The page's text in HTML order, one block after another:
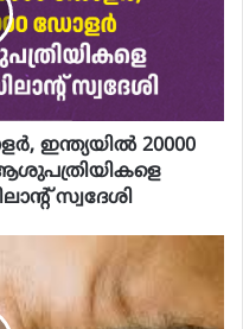
ഇന്ത്യയിൽ 20000
സ്വദേശി